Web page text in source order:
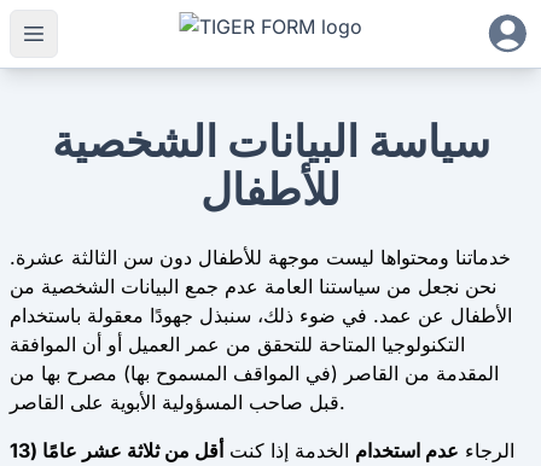
سياسة البيانات الشخصية
للأطفال
خدماتنا ومحتواها ليست موجهة للأطفال دون سن الثالثة عشرة.
نحن نجعل من سياستنا العامة عدم جمع البيانات الشخصية من
الأطفال عن عمد. في ضوء ذلك، سنبذل جهودًا معقولة باستخدام
التكنولوجيا المتاحة للتحقق من عمر العميل أو أن الموافقة
المقدمة من القاصر (في المواقف المسموح بها) مصرح بها من
قبل صاحب المسؤولية الأبوية على القاصر.
الرجاء عدم استخدام الخدمة إذا كنت
أقل من ثلاثة عشر عامًا (13